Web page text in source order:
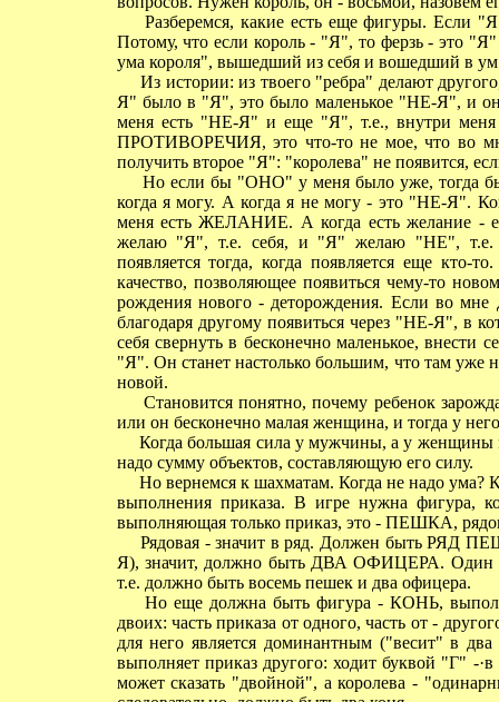
Разберемся, какие есть еще фигуры.
Потому, что если король - "Я", то ферзь - это
ума короля", вышедший из себя и вошедший в ум
Из истории: из твоего "ребра" делают
Я" было в "Я", это было маленькое "НЕ-Я", и
меня есть "НЕ-Я" и еще "Я", т.е., внутри
ПРОТИВОРЕЧИЯ, это что-то не мое, что во
получить второе "Я": "королева" не появится,
Но если бы "ОНО" у меня было уже, тогда
когда я могу. А когда я не могу - это "НЕ-Я".
меня есть ЖЕЛАНИЕ. А когда есть желание -
желаю "Я", т.е. себя, и "Я" желаю "НЕ", т.е.
появляется тогда, когда появляется еще
качество, позволяющее появиться чему-то
рождения нового - деторождения. Если во мне
благодаря другому появиться через "НЕ-Я", в
себя свернуть в бесконечно маленькое, внести
"Я". Он станет настолько большим, что там уже
новой.
Становится понятно, почему ребенок
или он бесконечно малая женщина, и тогда у
Когда большая сила у мужчины, а у женщины
надо сумму объектов, составляющую его силу.
Но вернемся к шахматам. Когда не надо ума?
выполнения приказа. В игре нужна фигура,
выполняющая только приказ, это - ПЕШКА,
Рядовая - значит в ряд. Должен быть РЯД
Я), значит, должно быть ДВА ОФИЦЕРА. Один
т.е. должно быть восемь пешек и два офицера.
Но еще должна быть фигура - КОНЬ,
двоих: часть приказа от одного, часть от -
для него является доминантным ("весит" в
выполняет приказ другого: ходит буквой "Г" -
может сказать "двойной", а королева -